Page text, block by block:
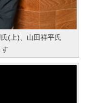
(上)、山田祥平氏